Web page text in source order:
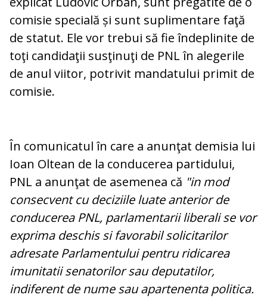
comisie specială și sunt suplimentare faţă
de statut. Ele vor trebui să fie îndeplinite de
toţi candidaţii susţinuţi de PNL în alegerile
de anul viitor, potrivit mandatului primit de
comisie.
În comunicatul în care a anunţat demisia lui
Ioan Oltean de la conducerea partidului,
PNL a anunţat de asemenea că "in mod
consecvent cu deciziile luate anterior de
conducerea PNL, parlamentarii liberali se vor
exprima deschis si favorabil solicitarilor
adresate Parlamentului pentru ridicarea
imunitatii senatorilor sau deputatilor,
indiferent de nume sau apartenenta politica.